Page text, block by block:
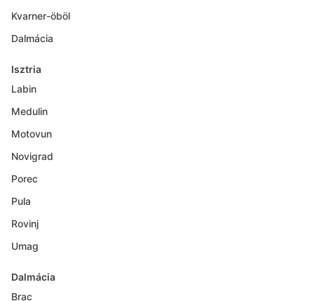
Kvarner-öböl
Dalmácia
Isztria
Labin
Medulin
Motovun
Novigrad
Porec
Pula
Rovinj
Umag
Dalmácia
Brac